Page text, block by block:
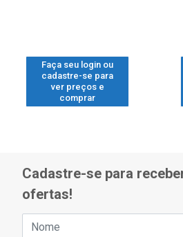
Faça seu login ou
cadastre-se para
ver preços e
comprar
Cadastre-se para
ofertas!